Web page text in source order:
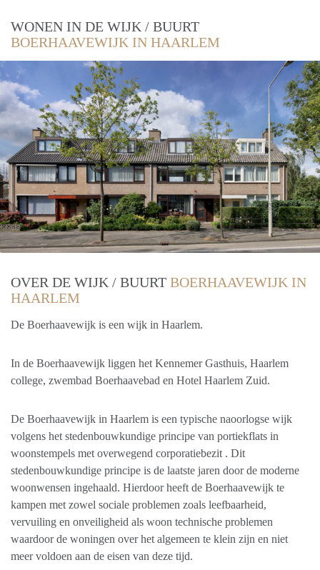
WONEN IN DE WIJK / BUURT
BOERHAAVEWIJK IN HAARLEM
OVER DE WIJK / BUURT BOERHAAVEWIJK IN
HAARLEM
De Boerhaavewijk is een wijk in Haarlem.
In de Boerhaavewijk liggen het Kennemer Gasthuis, Haarlem
college, zwembad Boerhaavebad en Hotel Haarlem Zuid.
De Boerhaavewijk in Haarlem is een typische naoorlogse wijk
volgens het stedenbouwkundige principe van portiekflats in
woonstempels met overwegend corporatiebezit . Dit
stedenbouwkundige principe is de laatste jaren door de moderne
woonwensen ingehaald. Hierdoor heeft de Boerhaavewijk te
kampen met zowel sociale problemen zoals leefbaarheid,
vervuiling en onveiligheid als woon technische problemen
waardoor de woningen over het algemeen te klein zijn en niet
meer voldoen aan de eisen van deze tijd.